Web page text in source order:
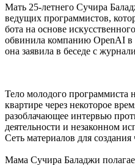
Мать 25-летнего Сучира
ведущих программистов,
бота на основе
обвинила компанию OpenAI в
она заявила в беседе с
Тело молодого программиста
квартире через некоторое
разоблачающее интервью
деятельности и незаконном
Сеть материалов для создания
Мама Сучира Баладжи